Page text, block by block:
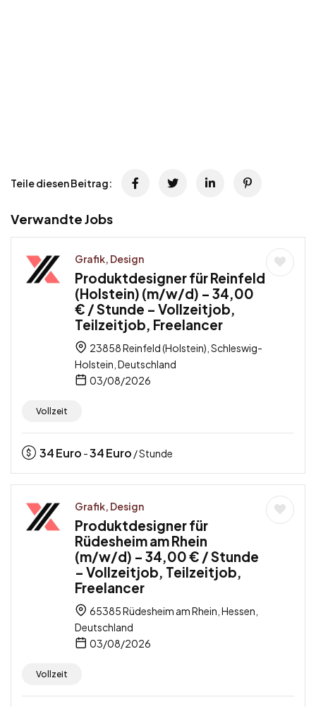
Teile diesen Beitrag:
Verwandte Jobs
Grafik, Design
Produktdesigner für Reinfeld
(Holstein) (m/w/d) – 34,00
€ / Stunde – Vollzeitjob,
Teilzeitjob, Freelancer
23858 Reinfeld (Holstein), Schleswig-
Holstein, Deutschland
03/08/2026
Vollzeit
34Euro -34Euro / Stunde
Grafik, Design
Produktdesigner für
Rüdesheim am Rhein
(m/w/d) – 34,00 € / Stunde
– Vollzeitjob, Teilzeitjob,
Freelancer
65385 Rüdesheim am Rhein, Hessen,
Deutschland
03/08/2026
Vollzeit